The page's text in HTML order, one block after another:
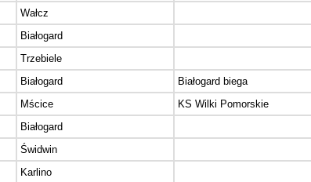
Wałcz
Białogard
Trzebiele
Białogard
Białogard biega
Mścice
KS Wilki Pomorskie
Białogard
Świdwin
Karlino